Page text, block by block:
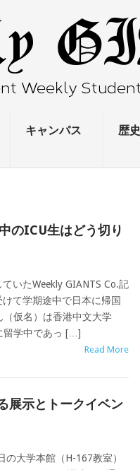
キャンパス 歴史
のICU生はどう切り
いたWeekly GIANTS Co.記
て学期途中で日本に帰国
仮名）は香港中文大学
留学中であっ […]
Read More
展示とトークイベン
大学本館（H-167教室）